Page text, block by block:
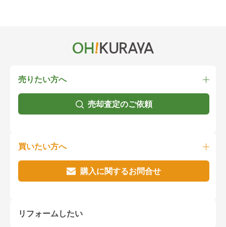
売りたい方へ
売却査定のご依頼
買いたい方へ
購入に関するお問合せ
リフォームしたい